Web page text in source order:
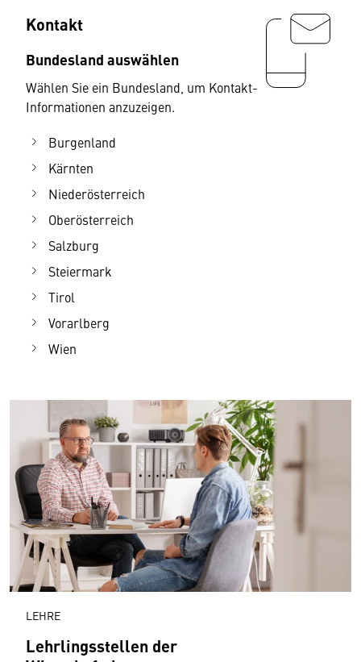
Kontakt
Bundesland auswählen
Wählen Sie ein Bundesland, um Kontakt-
Informationen anzuzeigen.
Burgenland
Kärnten
Niederösterreich
Oberösterreich
Salzburg
Steiermark
Tirol
Vorarlberg
Wien
LEHRE
Lehrlingsstellen der